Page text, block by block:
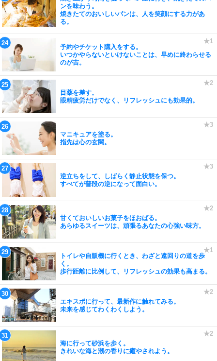
ンを味わう。
焼きたてのおいしいパンは、人を笑顔にする力があ
る。
予約やチケット購入をする。
いつかやらないといけないことは、早めに終わらせる
のが吉。
目薬を差す。
眼精疲労だけでなく、リフレッシュにも効果的。
マニキュアを塗る。
指先は心の玄関。
逆立ちをして、しばらく静止状態を保つ。
すべてが普段の逆になって面白い。
甘くておいしいお菓子をほおばる。
あらゆるスイーツは、頑張るあなたの心強い味方。
トイレや自販機に行くとき、わざと遠回りの道を歩
く。
歩行距離に比例して、リフレッシュの効果も高まる。
エキスポに行って、最新作に触れてみる。
未来を感じてわくわくしよう。
海に行って砂浜を歩く。
きれいな海と潮の香りに癒やされよう。